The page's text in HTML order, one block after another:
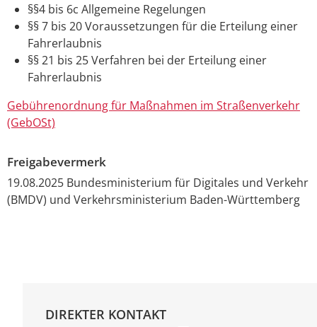
§§4 bis 6c Allgemeine Regelungen
§§ 7 bis 20 Voraussetzungen für die Erteilung einer
Fahrerlaubnis
§§ 21 bis 25 Verfahren bei der Erteilung einer
Fahrerlaubnis
Gebührenordnung für Maßnahmen im Straßenverkehr
(GebOSt)
Freigabevermerk
19.08.2025 Bundesministerium für Digitales und Verkehr
(BMDV) und Verkehrsministerium Baden-Württemberg
DIREKTER KONTAKT